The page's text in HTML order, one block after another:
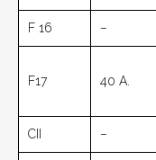
F 16 –
F17 40 A.
CII –